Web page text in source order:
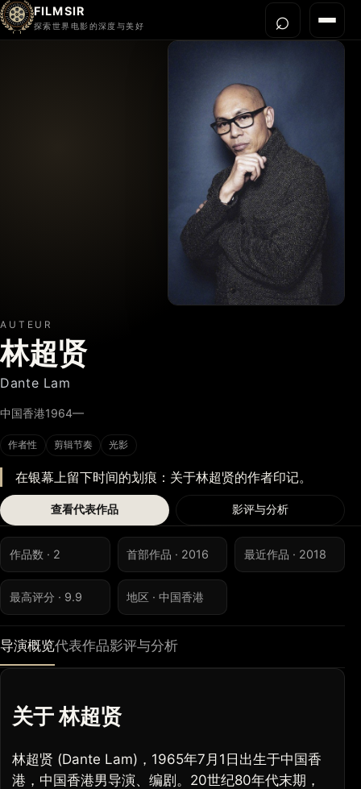
FILMSIR
探索世界电影的深度与美好 菜单
⌕打开
AUTEUR
林超贤
Dante Lam
中国香港1964—
作者性 剪辑节奏 光影
在银幕上留下时间的划痕：关于林超贤的作者印记。
查看代表作品 影评与分析
作品数 · 2 首部作品 · 2016 最近作品 · 2018
最高评分 · 9.9 地区 · 中国香港
导演概览代表作品影评与分析
关于 林超贤
林超贤 (Dante Lam)，1965年7月1日出生于中国香
港，中国香港男导演、编剧。20世纪80年代末期，